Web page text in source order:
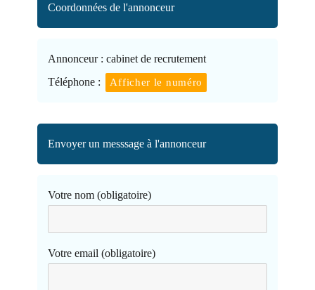
Coordonnées de l'annonceur
Annonceur : cabinet de recrutement
Téléphone :
Afficher le numéro
Envoyer un messsage à l'annonceur
Votre nom (obligatoire)
Votre email (obligatoire)